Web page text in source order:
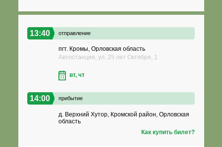
13:40 отправление
пгт. Кромы, Орловская область
Автостанция, ул. 25 лет Октября, 1
вт, чт
14:00 прибытие
д. Верхний Хутор, Кромской район, Орловская
область
Как купить билет?